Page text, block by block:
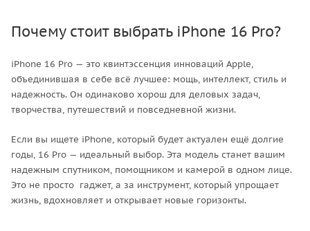
Почему стоит выбрать iPhone 16 Pro?
iPhone 16 Pro — это квинтэссенция инноваций Apple,
объединившая в себе всё лучшее: мощь, интеллект, стиль и
надежность. Он одинаково хорош для деловых задач,
творчества, путешествий и повседневной жизни.
Если вы ищете iPhone, который будет актуален ещё долгие
годы, 16 Pro — идеальный выбор. Эта модель станет вашим
надежным спутником, помощником и камерой в одном лице.
Это не просто гаджет, а за инструмент, который упрощает
жизнь, вдохновляет и открывает новые горизонты.